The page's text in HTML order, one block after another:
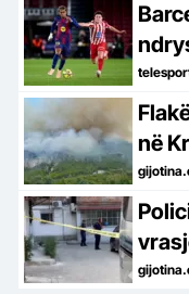
Do
në
dhe
toka
Policia e Korçës jep